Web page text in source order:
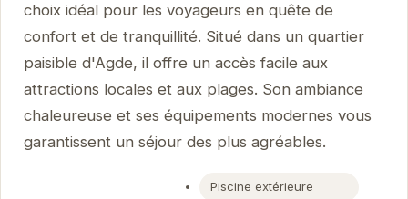
choix idéal pour les voyageurs en quête de
confort et de tranquillité. Situé dans un quartier
paisible d'Agde, il offre un accès facile aux
attractions locales et aux plages. Son ambiance
chaleureuse et ses équipements modernes vous
garantissent un séjour des plus agréables.
Piscine extérieure